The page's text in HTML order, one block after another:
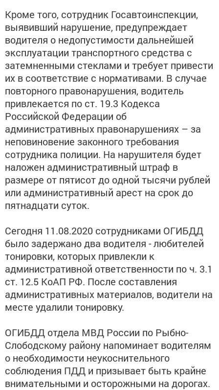
Кроме того, сотрудник Госавтоинспекции,
выявивший нарушение, предупреждает
водителя о недопустимости дальнейшей
эксплуатации транспортного средства с
затемненными стеклами и требует привести
их в соответствие с нормативами. В случае
повторного правонарушения, водитель
привлекается по ст. 19.3 Кодекса
Российской Федерации об
административных правонарушениях – за
неповиновение законного требования
сотрудника полиции. На нарушителя будет
наложен административный штраф в
размере от пятисот до одной тысячи рублей
или административный арест на срок до
пятнадцати суток.
Сегодня 11.08.2020 сотрудниками ОГИБДД
было задержано два водителя - любителей
тонировки, которых привлекли к
административной ответственности по ч. 3.1
ст. 12.5 КоАП РФ. После составления
административных материалов, водители на
месте удалили тонировку.
ОГИБДД отдела МВД России по Рыбно-
Слободскому району напоминает водителям
о необходимости неукоснительного
соблюдения ПДД и призывает быть крайне
внимательными и осторожными на дорогах.